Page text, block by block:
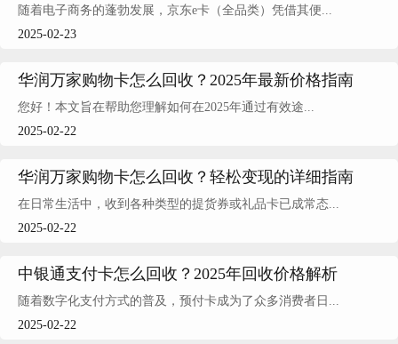
随着电子商务的蓬勃发展，京东e卡（全品类）凭借其便...
2025-02-23
华润万家购物卡怎么回收？2025年最新价格指南
您好！本文旨在帮助您理解如何在2025年通过有效途...
2025-02-22
华润万家购物卡怎么回收？轻松变现的详细指南
在日常生活中，收到各种类型的提货券或礼品卡已成常态...
2025-02-22
中银通支付卡怎么回收？2025年回收价格解析
随着数字化支付方式的普及，预付卡成为了众多消费者日...
2025-02-22